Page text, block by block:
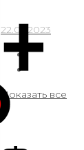
22.05.2023
Показать все